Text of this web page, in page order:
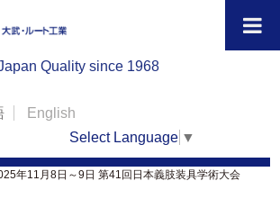
Quality since 1968
English
Select Language ▼
年11月8日～9日 第41回日本義肢装具学術大会